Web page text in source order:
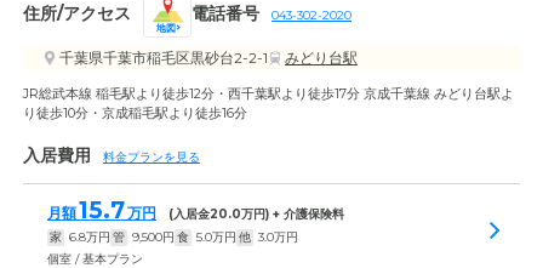
住所/アクセス
地図
電話番号 043-302-2020
千葉県千葉市稲毛区黒砂台2-2-1 みどり台駅
JR総武本線 稲毛駅より徒歩12分・西千葉駅より徒歩17分 京成千葉線 みどり台駅よ
り徒歩10分・京成稲毛駅より徒歩16分
入居費用 料金プランを見る
月額15.7万円 (入居金20.0万円) + 介護保険料
家 6.8万円 管 9,500円 食 5.0万円 他 3.0万円
個室 / 基本プラン